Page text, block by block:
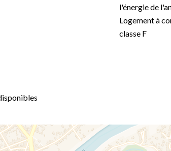
l'énergie de
Logement à
classe F